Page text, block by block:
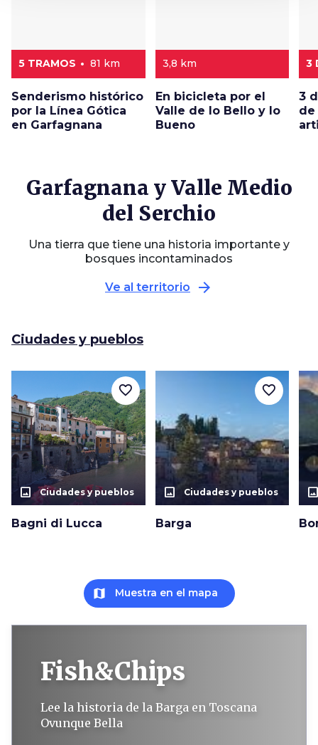
5 TRAMOS 81 km
Senderismo histórico
por la Línea Gótica
en Garfagnana
3,8 km
En bicicleta por el
Valle de lo Bello y lo
Bueno
3
3
de
Garfagnana y Valle Medio
del Serchio
Una tierra que tiene una historia importante y
bosques incontaminados
Ve al territorio arrow_forward
Ciudades y pueblos
photo_size_select_actual Ciudades y pueblos
Bagni di Lucca
favorite_border
photo_size_select_actual Ciudades y pueblos
Barga
favorite_border
map Muestra en el mapa
Fish&Chips
Lee la historia de la Barga en Toscana
Ovunque Bella